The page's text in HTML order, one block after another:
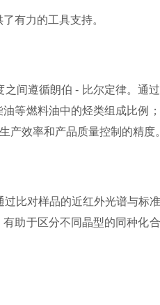
有力的工具支持。
间遵循朗伯 - 比尔定律。通
等燃料油中的烃类组成比例
产效率和产品质量控制的精度
比对样品的近红外光谱与标
助于区分不同晶型的同种化